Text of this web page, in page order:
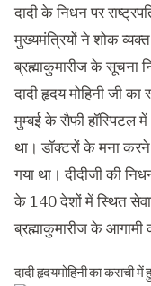
दादी के निधन पर
मुख्यमंत्रियों ने शोक
ब्रह्माकुमारीज के सूचना
दादी हृदय मोहिनी जी
मुम्बई के सैफी हॉस्पिटल
था। डॉक्टरों के मना करने
गया था। दीदीजी की
के 140 देशों में स्थित
ब्रह्माकुमारीज के आगामी
दादी हृदयमोहिनी का कराची